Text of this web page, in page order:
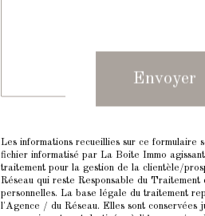
Envoyer
Les informations recueillies sur ce formulaire
fichier informatisé par La Boite Immo
traitement pour la gestion de la clientèle/
Réseau qui reste Responsable du Traitement
personnelles. La base légale du traitement
l'Agence / du Réseau. Elles sont conservées